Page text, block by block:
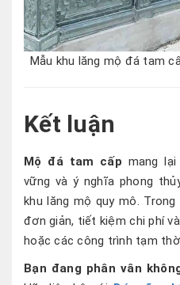
Mẫu khu lăng mộ đá tam
Kết luận
Mộ đá tam cấp mang
vững và ý nghĩa phong
khu lăng mộ quy mô. Trong
đơn giản, tiết kiệm chi phí
hoặc các công trình tạm
Bạn đang phân vân